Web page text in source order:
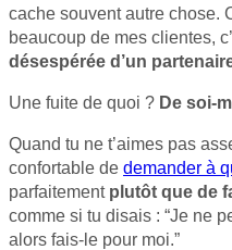
cache souvent autre chose.
beaucoup de mes clientes,
désespérée d’un
Une fuite de quoi ? De soi-
Quand tu ne t’aimes pas
confortable de demander à
parfaitement plutôt que de
comme si tu disais : “Je ne
alors fais-le pour moi.”